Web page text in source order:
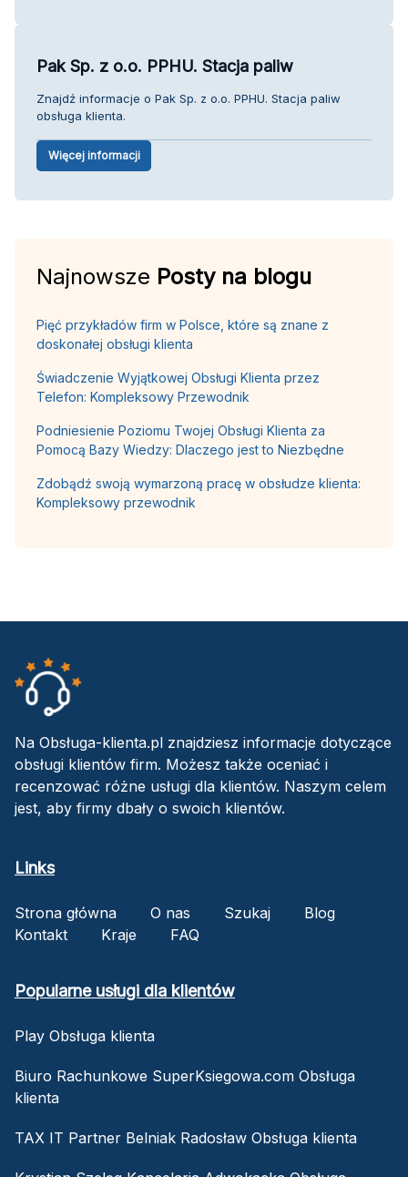
Pak Sp. z o.o. PPHU. Stacja paliw
Znajdź informacje o Pak Sp. z o.o. PPHU. Stacja paliw
obsługa klienta.
Więcej informacji
Najnowsze Posty na blogu
Pięć przykładów firm w Polsce, które są znane z
doskonałej obsługi klienta
Świadczenie Wyjątkowej Obsługi Klienta przez
Telefon: Kompleksowy Przewodnik
Podniesienie Poziomu Twojej Obsługi Klienta za
Pomocą Bazy Wiedzy: Dlaczego jest to Niezbędne
Zdobądź swoją wymarzoną pracę w obsłudze klienta:
Kompleksowy przewodnik
Na Obsługa-klienta.pl znajdziesz informacje dotyczące
obsługi klientów firm. Możesz także oceniać i
recenzować różne usługi dla klientów. Naszym celem
jest, aby firmy dbały o swoich klientów.
Links
Strona główna O nas Szukaj
Blog
Kontakt
Kraje FAQ
Popularne usługi dla klientów
Play Obsługa klienta
Biuro Rachunkowe SuperKsiegowa.com Obsługa
klienta
TAX IT Partner Belniak Radosław Obsługa klienta